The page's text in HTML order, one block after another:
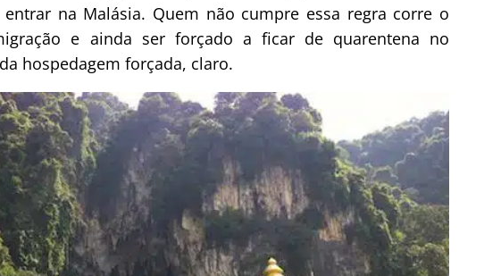
na Malásia. Quem não cumpre essa regra corre o
e ainda ser forçado a ficar de quarentena no
hospedagem forçada, claro.